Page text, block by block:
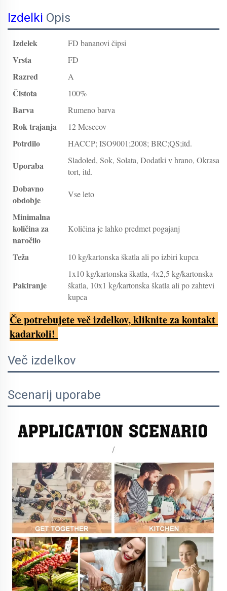
Izdelki Opis
Izdelek FD bananovi čipsi
Vrsta FD
Razred A
Čistota 100%
Barva Rumeno barva
Rok trajanja 12 Mesecov
Potrdilo HACCP; ISO9001;2008; BRC;QS;itd.
Uporaba
Sladoled, Sok, Solata, Dodatki v hrano, Okrasa
tort, itd.
Dobavno
obdobje
Vse leto
Minimalna
količina za
naročilo
Količina je lahko predmet pogajanj
Teža 10 kg/kartonska škatla ali po izbiri kupca
Pakiranje
1x10 kg/kartonska škatla, 4x2,5 kg/kartonska
škatla, 10x1 kg/kartonska škatla ali po zahtevi
kupca
Če potrebujete več izdelkov, kliknite za kontakt
kadarkoli!
Več izdelkov
Scenarij uporabe